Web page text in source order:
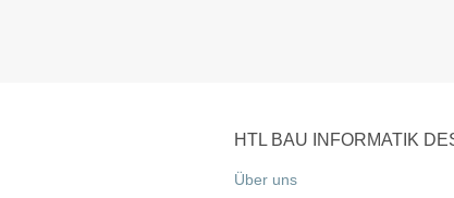
HTL BAU INFORMATIK
Über uns